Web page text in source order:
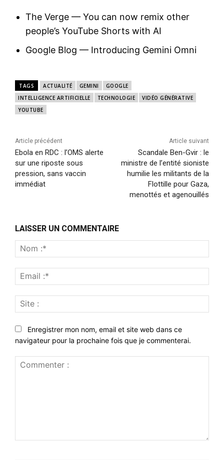
The Verge — You can now remix other
people’s YouTube Shorts with AI
Google Blog — Introducing Gemini Omni
TAGS ACTUALITÉ GEMINI
GOOGLE
INTELLIGENCE ARTIFICIELLE
TECHNOLOGIE
VIDÉO GÉNÉRATIVE
YOUTUBE
Article précédent
Ebola en RDC : l’OMS alerte
sur une riposte sous
pression, sans vaccin
immédiat
Article suivant
Scandale Ben-Gvir : le
ministre de l’entité sioniste
humilie les militants de la
Flottille pour Gaza,
menottés et agenouillés
LAISSER UN COMMENTAIRE
:*
:*
:
Enregistrer mon nom, email et site web dans ce
navigateur pour la prochaine fois que je commenterai.